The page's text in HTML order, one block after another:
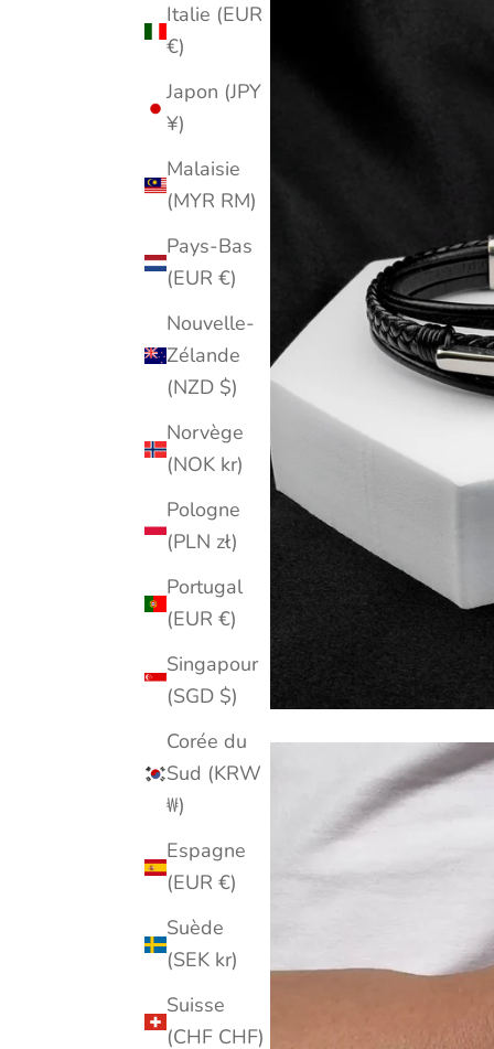
Italie (EUR
€)
Japon (JPY
¥)
Malaisie
(MYR RM)
Pays-Bas
(EUR €)
Nouvelle-
Zélande
(NZD $)
Norvège
(NOK kr)
Pologne
(PLN zł)
Portugal
(EUR €)
Singapour
(SGD $)
Corée du
Sud (KRW
₩)
Espagne
(EUR €)
Suède
(SEK kr)
Suisse
(CHF CHF)